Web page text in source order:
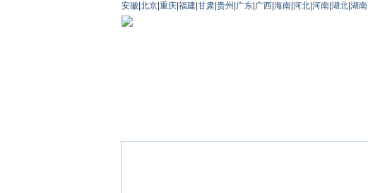
安徽 北京 重庆 福建 甘肃 贵州 广东 广西 海南 河北 河南 湖北 湖南